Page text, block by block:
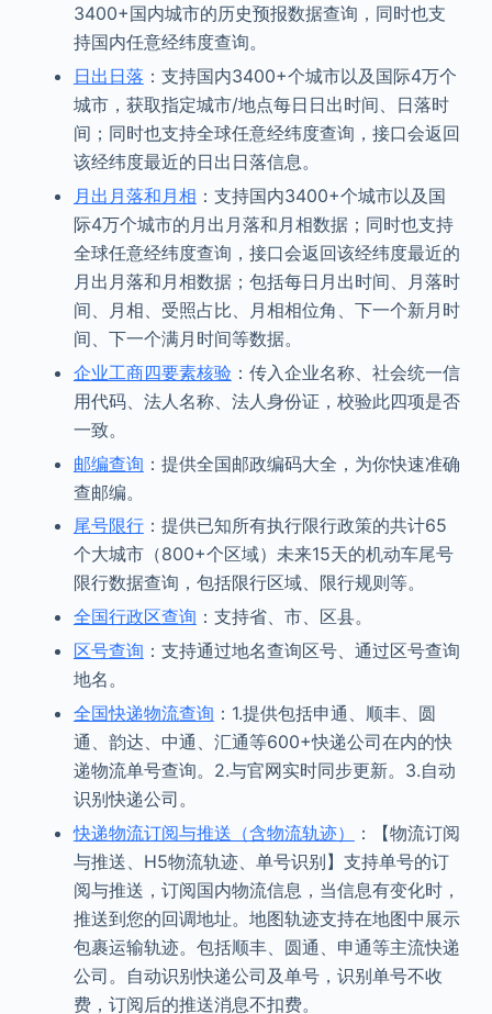
3400+国内城市的历史预报数据查询，同时也支
持国内任意经纬度查询。
日出日落 ：支持国内3400+个城市以及国际4万个
城市，获取指定城市/地点每日日出时间、日落时
间；同时也支持全球任意经纬度查询，接口会返回
该经纬度最近的日出日落信息。
月出月落和月相 ：支持国内3400+个城市以及国
际4万个城市的月出月落和月相数据；同时也支持
全球任意经纬度查询，接口会返回该经纬度最近的
月出月落和月相数据；包括每日月出时间、月落时
间、月相、受照占比、月相相位角、下一个新月时
间、下一个满月时间等数据。
企业工商四要素核验：传入企业名称、社会统一信
用代码、法人名称、法人身份证，校验此四项是否
一致。
邮编查询 ：提供全国邮政编码大全，为你快速准确
查邮编。
尾号限行：提供已知所有执行限行政策的共计65
个大城市（800+个区域）未来15天的机动车尾号
限行数据查询，包括限行区域、限行规则等。
全国行政区查询 ：支持省、市、区县。
区号查询 ：支持通过地名查询区号、通过区号查询
地名。
全国快递物流查询 ：1.提供包括申通、顺丰、圆
通、韵达、中通、汇通等600+快递公司在内的快
递物流单号查询。2.与官网实时同步更新。3.自动
识别快递公司。
快递物流订阅与推送（含物流轨迹）
：【物流订阅
与推送、H5物流轨迹、单号识别】支持单号的订
阅与推送，订阅国内物流信息，当信息有变化时，
推送到您的回调地址。地图轨迹支持在地图中展示
包裹运输轨迹。包括顺丰、圆通、申通等主流快递
公司。自动识别快递公司及单号，识别单号不收
费，订阅后的推送消息不扣费。